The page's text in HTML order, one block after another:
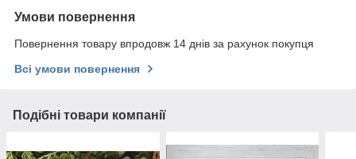
Умови повернення
Повернення товару впродовж 14 днів за рахунок покупця
Всі умови повернення
Подібні товари компанії